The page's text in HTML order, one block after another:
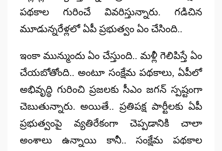
పథకాల గురించే వివరిస్తున్నారు. గడిచిన
మూడున్నరేళ్లలో ఏపీ ప్రభుత్వం ఏం చేసింది..
ఇంకా మున్ముందు ఏం చేస్తుంది.. మళ్లీ గెలిపిస్తే ఏం
చేయబోతోంది.. అంటూ సంక్షేమ పథకాలు, ఏపీలో
అభివృద్ధి గురించి ప్రజలకు సీఎం జగన్ స్పష్టంగా
చెబుతున్నారు. అయితే.. ప్రతిపక్ష పార్టీలకు ఏపీ
ప్రభుత్వంపై వ్యతిరేకంగా చెప్పడానికి చాలా
అంశాలు ఉన్నాయి కానీ.. సంక్షేమ పథకాల